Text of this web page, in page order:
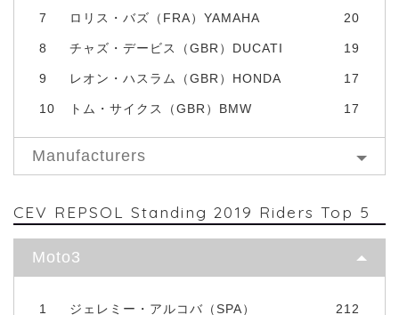
7 ロリス・バズ（FRA）YAMAHA 20
8 チャズ・デービス（GBR）DUCATI 19
9 レオン・ハスラム（GBR）HONDA 17
10 トム・サイクス（GBR）BMW 17
Manufacturers
CEV REPSOL Standing 2019 Riders Top 5
Moto3
1 ジェレミー・アルコバ（SPA） 212